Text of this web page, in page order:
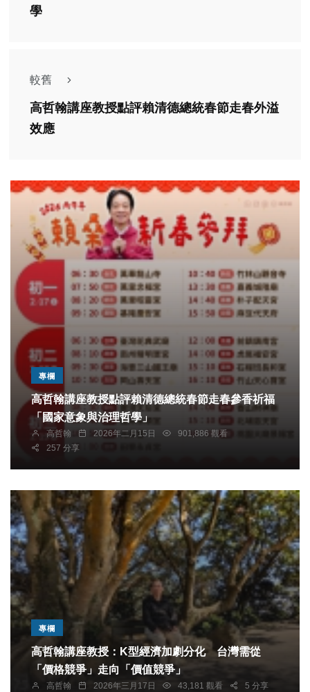
學
較舊
高哲翰講座教授點評賴清德總統春節走春外溢
效應
專欄
高哲翰講座教授點評賴清德總統春節走春參香祈福
「國家意象與治理哲學」
高哲翰 2026年二月15日
901,886 觀看
257 分享
專欄
高哲翰講座教授：K型經濟加劇分化 台灣需從
「價格競爭」走向「價值競爭」
高哲翰 2026年三月17日 43,181 觀看 5 分享
專欄